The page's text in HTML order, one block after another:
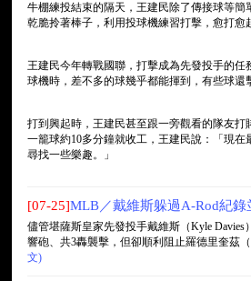
牛棚練投結束的隔天，王建民除了傳接球等
乾脆拎著棒子，利用投球機練習打擊，愈打
王建民今年轉戰國聯，打擊成為先發投手的
球機時，差不多的球幾乎都能揮到，有些球
打到興起時，王建民甚至跟一旁觀看的隊友
一籠球約10多分鐘就收工，王建民說：「現
尋找一些樂趣。」
[07-25]MLB／戴維斯躲過A-Rod紀
儘管堪薩斯皇家先發投手戴維斯（Kyle Davies
響砲、共3轟襲擊，但卻順利阻止羅德里奎茲
文)